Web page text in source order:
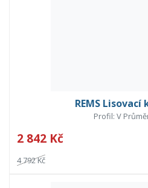
REMS Lisovací
Profil: V
2 842 Kč
4 792 Kč